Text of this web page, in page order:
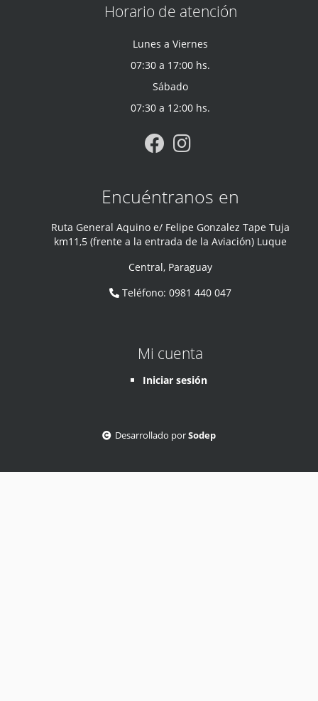
Horario de atención
Lunes a Viernes
07:30 a 17:00 hs.
Sábado
07:30 a 12:00 hs.
Encuéntranos en
Ruta General Aquino e/ Felipe Gonzalez Tape Tuja
km11,5 (frente a la entrada de la Aviación) Luque
Central, Paraguay
Teléfono:0981 440 047
Mi cuenta
Iniciar sesión
Desarrollado porSodep